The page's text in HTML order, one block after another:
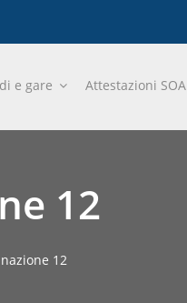
e gare Attestazioni SOA
12
12